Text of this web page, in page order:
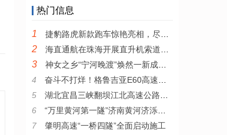
热门信息
1 捷豹路虎新款跑车惊艳亮相，尽显品牌纯正魅力
2 海直通航在珠海开展直升机索道吊装验证飞行
3
神女之乡“宁河晚渡”焕然一新成仙境
4
奋斗不打烊！格鲁吉亚E60高速公路F3标项目喜迎“开门红”
5
湖北宜昌三峡翻坝江北高速公路正式通车试运营
6
“万里黄河第一隧”济南黄河济泺路隧道正式通车
7
肇明高速“一桥四隧”全面启动施工